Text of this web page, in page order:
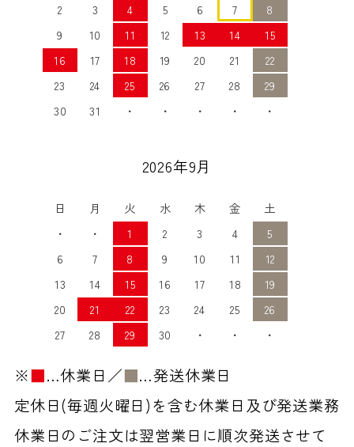
2
3 4 5 6 7
8
9
10 11 12 13 14
15
16
17 18 19 20 21
22
23
24 25 26 27 28
29
30
31 ・ ・ ・ ・ ・
2026年9月
日 月 火 水 木 金
土
・
・ 1 2 3 4
5
6
7 8 9 10 11
12
13
14 15 16 17 18
19
20
21 22 23 24 25
26
27
28 29 30 ・ ・ ・
※■…休業日／■…発送休業日
定休日(毎週火曜日)を含む休業日及び発送業務
休業日のご注文は翌営業日に順次発送させて